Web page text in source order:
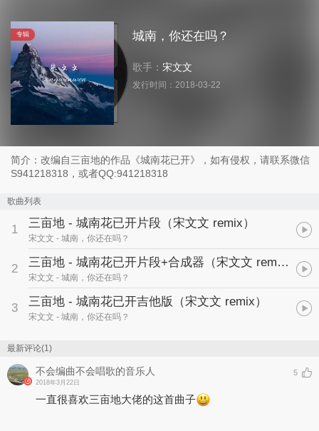
专辑 城南，你还在吗？
歌手： 宋文文
发行时间： 2018-03-22
简介：改编自三亩地的作品《城南花已开》，如有侵权，请联系微信
S941218318，或者QQ:941218318
歌曲列表
1 三亩地 - 城南花已开片段（宋文文 remix）
宋文文 - 城南，你还在吗？
2 三亩地 - 城南花已开片段+合成器（宋文文 remix）
宋文文 - 城南，你还在吗？
3 三亩地 - 城南花已开吉他版（宋文文 remix）
宋文文 - 城南，你还在吗？
最新评论(1)
不会编曲不会唱歌的音乐人
2018年3月22日
5
一直很喜欢三亩地大佬的这首曲子